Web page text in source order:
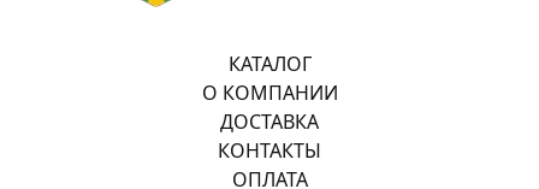
КАТАЛОГ
О КОМПАНИИ
ДОСТАВКА
КОНТАКТЫ
ОПЛАТА